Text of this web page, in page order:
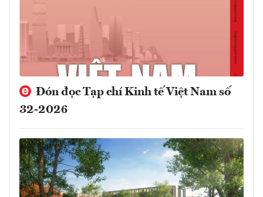
Đón đọc Tạp chí Kinh tế Việt Nam số
32-2026